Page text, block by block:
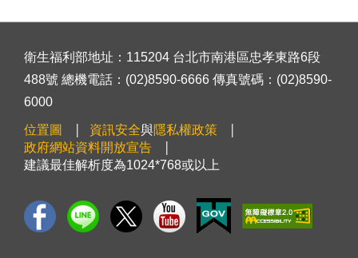
衛生福利部地址：115204 台北市南港區忠孝東路6段
488號 總機電話：(02)8590-6666 傳真號碼：(02)8590-
6000
位置圖 資訊安全與隱私權政策
政府網站資料開放宣告
建議最佳解析度為1024*768或以上